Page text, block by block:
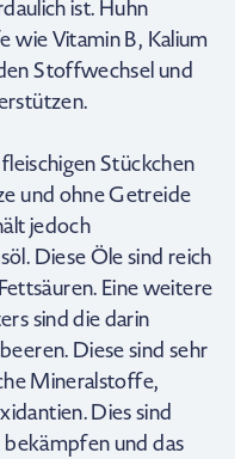
ist. Huhn
wie Vitamin B, Kalium
Stoffwechsel und
Stückchen
und ohne Getreide
jedoch
Diese Öle sind reich
Eine weitere
sind die darin
Diese sind sehr
Mineralstoffe,
Dies sind
und das